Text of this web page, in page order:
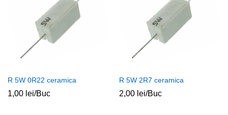
R 5W 0R22 ceramica
1,00 lei/Buc
R 5W 2R7 ceramica
2,00 lei/Buc